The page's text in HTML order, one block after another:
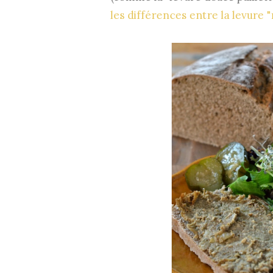
les différences entre la levure